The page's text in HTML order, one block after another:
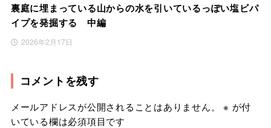
裏庭に埋まっている山からの水を引いているっぽい塩ビパ
イプを発掘する 中編
2026年2月17日
コメントを残す
メールアドレスが公開されることはありません。 ※ が付
いている欄は必須項目です